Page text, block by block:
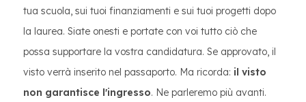
tua scuola, sui tuoi finanziamenti e sui tuoi progetti dopo
la laurea. Siate onesti e portate con voi tutto ciò che
possa supportare la vostra candidatura. Se approvato, il
visto verrà inserito nel passaporto. Ma ricorda: il visto
non garantisce l'ingresso. Ne parleremo più avanti.